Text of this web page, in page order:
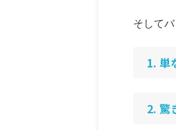
そしてバ
1. 単
2. 驚